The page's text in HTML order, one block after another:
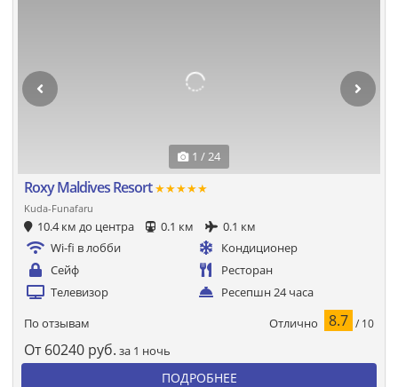
1 / 24
Roxy Maldives Resort★★★★★
Kuda-Funafaru
10.4 км до центра 0.1 км
0.1 км
Wi-fi в лобби
Кондиционер
Сейф
Ресторан
Телевизор
Ресепшн 24 часа
По отзывам Отлично 8.7 / 10
От 60240 руб. за 1 ночь
ПОДРОБНЕЕ